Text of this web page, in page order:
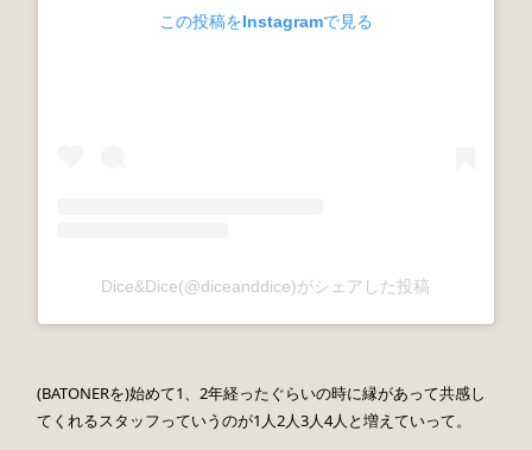
この投稿をInstagramで見る
Dice&Dice(@diceanddice)がシェアした投稿
(BATONERを)始めて1、2年経ったぐらいの時に縁があって共感し
てくれるスタッフっていうのが1人2人3人4人と増えていって。